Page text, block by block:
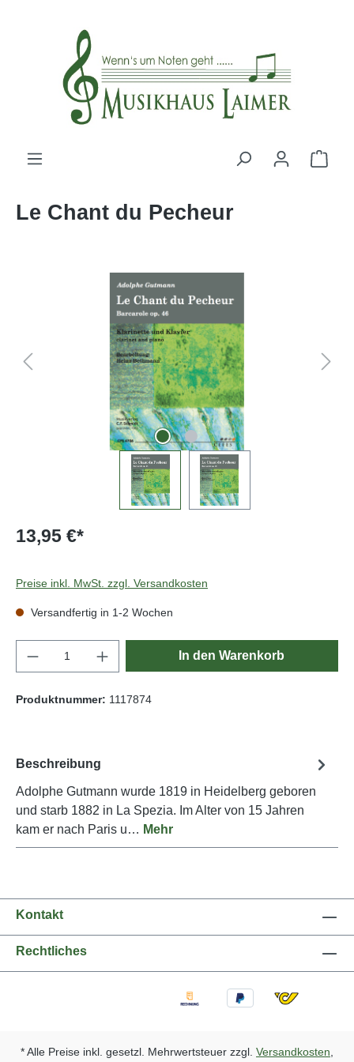
Le Chant du Pecheur
Bildergalerie überspringen
13,95 €*
Preise inkl. MwSt. zzgl. Versandkosten
Versandfertig in 1-2 Wochen
Produkt Anzahl: Gib den gewünschten
In den Warenkorb
Produktnummer: 1117874
Beschreibung
Adolphe Gutmann wurde 1819 in Heidelberg geboren
und starb 1882 in La Spezia. Im Alter von 15 Jahren
kam er nach Paris u… Mehr
Kontakt
Rechtliches
* Alle Preise inkl. gesetzl. Mehrwertsteuer zzgl. Versandkosten